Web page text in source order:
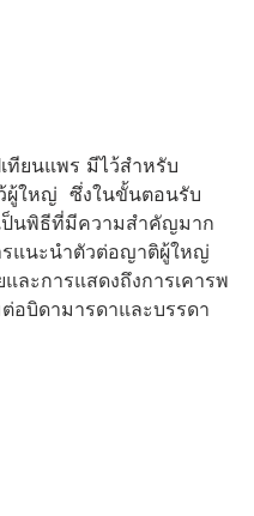
ทียนแพร
มีไว้สำหรับ
ผู้ใหญ่  ซึ่งในขั้นตอนรับ
ป็นพิธีที่มีความสำคัญมาก
รแนะนำตัวต่อญาติผู้ใหญ่
ละการแสดงถึงการเคารพ
อบิดามารดาและบรรดา